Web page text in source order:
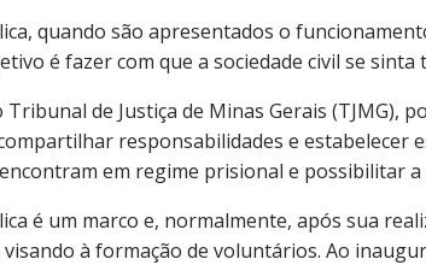
quando são apresentados o
é fazer com que a sociedade civil se
Tribunal de Justiça de Minas Gerais
responsabilidades e
em regime prisional e possibilitar a
é um marco e, normalmente, após sua
à formação de voluntários. Ao